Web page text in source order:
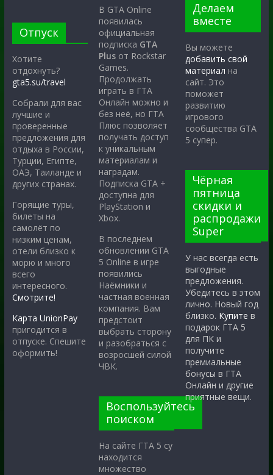
Отпуск
Хотите
отдохнуть?
gta5.su/travel
Собрали для вас
лучшие и
проверенные
предложения для
отдыха в России,
Турции, Египте,
ОАЭ, Таиланде и
других странах.
Горящие туры,
билеты на
самолёт по
низким ценам,
отели близко к
морю и много
всего
интересного.
Смотрите!
Карта UnionPay
пригодится в
отпуске. Спешите
оформить!
В GTA Online
появилась
официальная
подписка GTA
Plus от Rockstar
Games.
Продолжать
играть в ГТА
Онлайн можно и
без неё, но ГТА
Плюс позволяет
получать доступ
к уникальным
материалам и
наградам.
Подписка GTA +
доступна для
PlayStation и
Xbox.
В последнем
обновлении GTA
5 Online в игре
появились
Наёмники и
частная военная
компания. Вам
предстоит
выбрать сторону
и разобраться с
возросшей силой
ЧВК.
Воспользуйтесь
поиском
На сайте ГТА 5 су
находится
множество
Делаем
вместе
Вы можете
добавить свой
материал на
сайт. Это
поможет
развитию
игрового
сообщества GTA
5 супер.
Чёрная
пятница
скидки и
распродажи
Super
У нас всегда есть
выгодные
предложения.
Убедитесь в этом
лично. Новый год
близко. Купите в
подарок ГТА 5
для ПК и
получите
премиальные
бонусы в ГТА
Онлайн и другие
приятные вещи.